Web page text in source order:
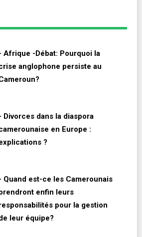
Afrique -Débat: Pourquoi la
anglophone persiste au
Divorces dans la diaspora
en Europe :
?
Quand est-ce les Camerounais
enfin leurs
pour la gestion
leur équipe?